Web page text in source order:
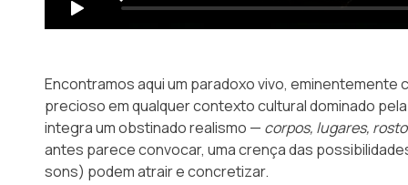
Encontramos aqui um paradoxo vivo,
precioso em qualquer contexto cultural dominado
integra um obstinado realismo — corpos, lugares,
antes parece convocar, uma crença das
sons) podem atrair e concretizar.